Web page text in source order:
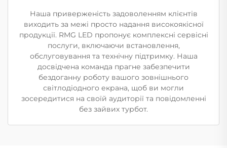
Наша приверженість задоволенням клієнтів
виходить за межі просто надання високоякісної
продукції. RMG LED пропонує комплексні сервісні
послуги, включаючи встановлення,
обслуговування та технічну підтримку. Наша
досвідчена команда прагне забезпечити
бездоганну роботу вашого зовнішнього
світлодіодного екрана, щоб ви могли
зосередитися на своїй аудиторії та повідомленні
без зайвих турбот.